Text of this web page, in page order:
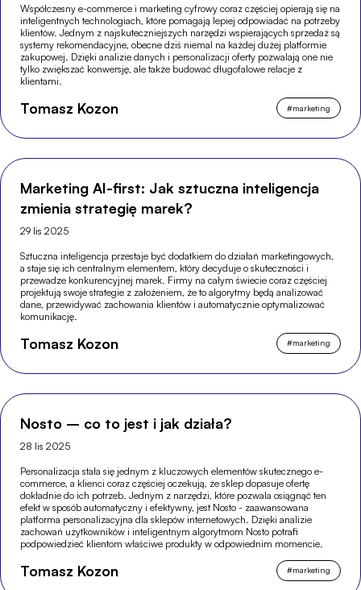
Współczesny e-commerce i marketing cyfrowy coraz częściej opierają się na
inteligentnych technologiach, które pomagają lepiej odpowiadać na potrzeby
klientów. Jednym z najskuteczniejszych narzędzi wspierających sprzedaż są
systemy rekomendacyjne, obecne dziś niemal na każdej dużej platformie
zakupowej. Dzięki analizie danych i personalizacji oferty pozwalają one nie
tylko zwiększać konwersję, ale także budować długofalowe relacje z
klientami.
Tomasz Kozon #marketing
Marketing AI-first: Jak sztuczna inteligencja
zmienia strategię marek?
29 lis 2025
Sztuczna inteligencja przestaje być dodatkiem do działań marketingowych,
a staje się ich centralnym elementem, który decyduje o skuteczności i
przewadze konkurencyjnej marek. Firmy na całym świecie coraz częściej
projektują swoje strategie z założeniem, że to algorytmy będą analizować
dane, przewidywać zachowania klientów i automatycznie optymalizować
komunikację.
Tomasz Kozon #marketing
Nosto – co to jest i jak działa?
28 lis 2025
Personalizacja stała się jednym z kluczowych elementów skutecznego e-
commerce, a klienci coraz częściej oczekują, że sklep dopasuje ofertę
dokładnie do ich potrzeb. Jednym z narzędzi, które pozwala osiągnąć ten
efekt w sposób automatyczny i efektywny, jest Nosto - zaawansowana
platforma personalizacyjna dla sklepów internetowych. Dzięki analizie
zachowań użytkowników i inteligentnym algorytmom Nosto potrafi
podpowiedzieć klientom właściwe produkty w odpowiednim momencie.
Tomasz Kozon #marketing